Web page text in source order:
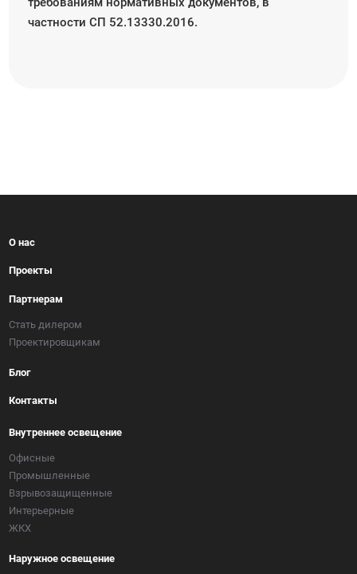
частности СП 52.13330.2016.
О нас
Проекты
Партнерам
Стать дилером
Проектировщикам
Блог
Контакты
Внутреннее освещение
Офисные
Промышленные
Взрывозащищенные
Интерьерные
ЖКХ
Наружное освещение